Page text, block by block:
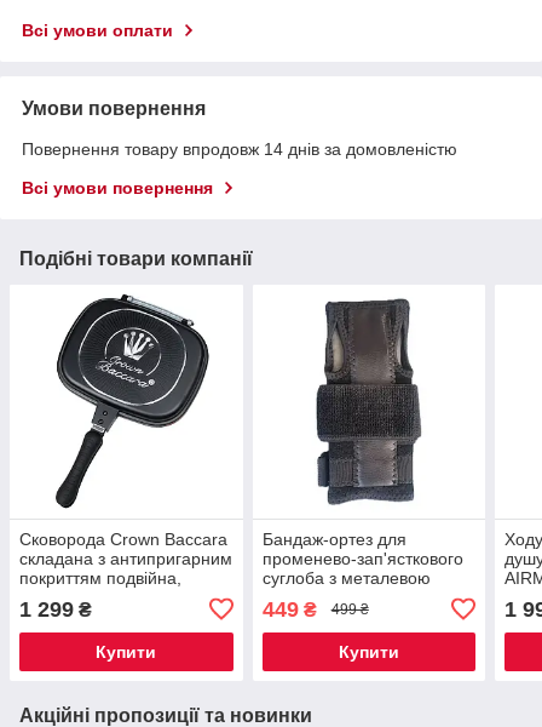
Всі умови оплати
Умови повернення
Повернення товару впродовж 14 днів за домовленістю
Всі умови повернення
Подібні товари компанії
Сковорода Crown Baccara
складана з антипригарним
покриттям подвійна,
1 299 ₴
Купити
Бандаж-ортез для
променево-зап'ясткового
суглоба з металевою
449₴ 499 ₴
Купити
1
Акційні пропозиції та новинки